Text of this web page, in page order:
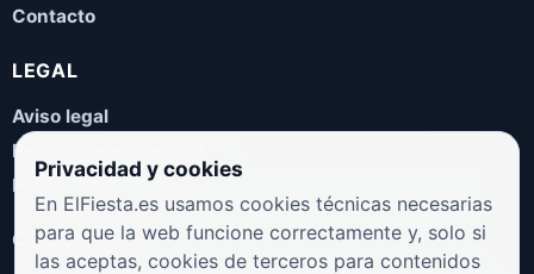
Contacto
LEGAL
Aviso legal
Política de privacidad
Política de cookies
COLABORA
Privacidad y cookies
En ElFiesta.es usamos cookies técnicas necesarias
para que la web funcione correctamente y, solo si
las aceptas, cookies de terceros para contenidos